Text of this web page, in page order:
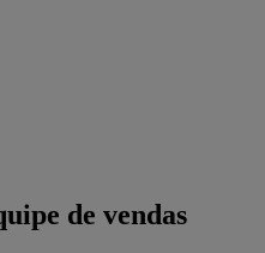
de vendas